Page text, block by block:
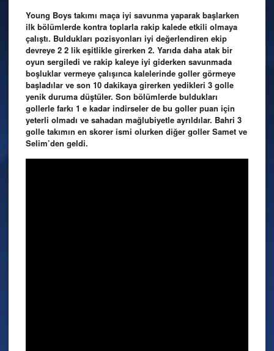
Young Boys takımı maça iyi savunma yaparak başlarken
ilk bölümlerde kontra toplarla rakip kalede etkili olmaya
çalıştı. Buldukları pozisyonları iyi değerlendiren ekip
devreye 2 2 lik eşitlikle girerken 2. Yarıda daha atak bir
oyun sergiledi ve rakip kaleye iyi giderken savunmada
boşluklar vermeye çalışınca kalelerinde goller görmeye
başladılar ve son 10 dakikaya girerken yedikleri 3 golle
yenik duruma düştüler. Son bölümlerde buldukları
gollerle farkı 1 e kadar indirseler de bu goller puan için
yeterli olmadı ve sahadan mağlubiyetle ayrıldılar. Bahri 3
golle takımın en skorer ismi olurken diğer goller Samet ve
Selim’den geldi.